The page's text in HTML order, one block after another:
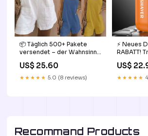
📦 Täglich 500+ Pakete
versendet – der Wahnsinn!
verstellbare Träger
Taschen Lose kurze Hosen
US$ 25.60
★★★★★ 5.0 (8 reviews)
⚡ Neues
RABATT!
für
US$
★★★★★
Recommand Products